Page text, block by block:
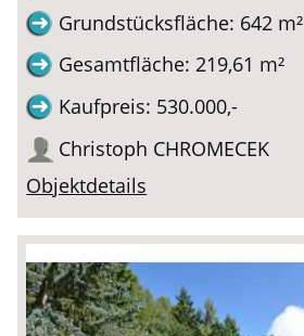
Grundstücksfläche: 642 m²
Gesamtfläche: 219,61 m²
Kaufpreis: 530.000,-
Christoph CHROMECEK
Objektdetails